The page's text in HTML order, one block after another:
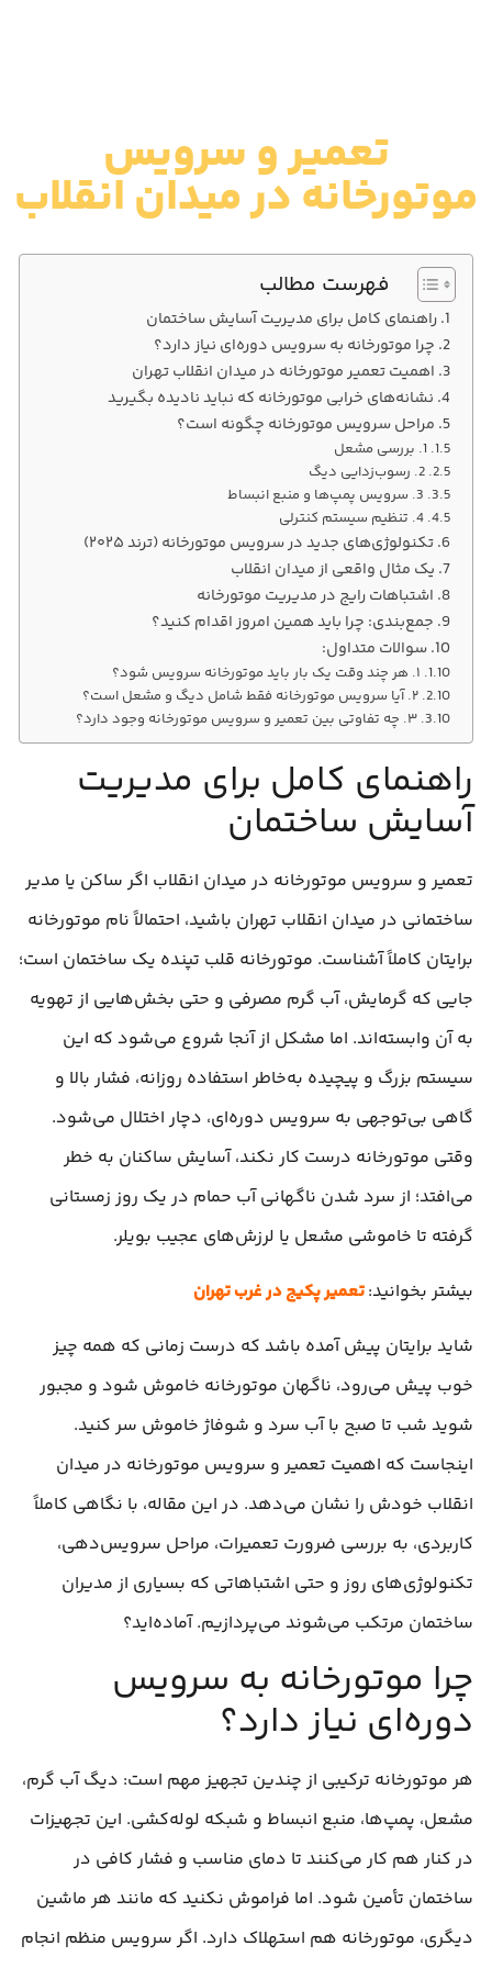
تعمیر و سرویس
موتورخانه در میدان انقلاب
فهرست مطالب
راهنمای کامل برای مدیریت آسایش ساختمان
چرا موتورخانه به سرویس دوره‌ای نیاز دارد؟
اهمیت تعمیر موتورخانه در میدان انقلاب تهران
نشانه‌های خرابی موتورخانه که نباید نادیده بگیرید
مراحل سرویس موتورخانه چگونه است؟
1. بررسی مشعل
2. رسوب‌زدایی دیگ
3. سرویس پمپ‌ها و منبع انبساط
4. تنظیم سیستم کنترلی
تکنولوژی‌های جدید در سرویس موتورخانه (ترند ۲۰۲۵)
یک مثال واقعی از میدان انقلاب
اشتباهات رایج در مدیریت موتورخانه
جمع‌بندی: چرا باید همین امروز اقدام کنید؟
سوالات متداول:
۱. هر چند وقت یک بار باید موتورخانه سرویس شود؟
۲. آیا سرویس موتورخانه فقط شامل دیگ و مشعل است؟
۳. چه تفاوتی بین تعمیر و سرویس موتورخانه وجود دارد؟
راهنمای کامل برای مدیریت
آسایش ساختمان
تعمیر و سرویس موتورخانه در میدان انقلاب اگر ساکن یا مدیر
ساختمانی در میدان انقلاب تهران باشید، احتمالاً نام موتورخانه
برایتان کاملاً آشناست. موتورخانه قلب تپنده یک ساختمان است؛
جایی که گرمایش، آب گرم مصرفی و حتی بخش‌هایی از تهویه
به آن وابسته‌اند. اما مشکل از آنجا شروع می‌شود که این
سیستم بزرگ و پیچیده به‌خاطر استفاده روزانه، فشار بالا و
گاهی بی‌توجهی به سرویس دوره‌ای، دچار اختلال می‌شود.
وقتی موتورخانه درست کار نکند، آسایش ساکنان به خطر
می‌افتد؛ از سرد شدن ناگهانی آب حمام در یک روز زمستانی
گرفته تا خاموشی مشعل یا لرزش‌های عجیب بویلر.
بیشتر بخوانید:تعمیر پکیج در غرب تهران
شاید برایتان پیش آمده باشد که درست زمانی که همه چیز
خوب پیش می‌رود، ناگهان موتورخانه خاموش شود و مجبور
شوید شب تا صبح با آب سرد و شوفاژ خاموش سر کنید.
اینجاست که اهمیت تعمیر و سرویس موتورخانه در میدان
انقلاب خودش را نشان می‌دهد. در این مقاله، با نگاهی کاملاً
کاربردی، به بررسی ضرورت تعمیرات، مراحل سرویس‌دهی،
تکنولوژی‌های روز و حتی اشتباهاتی که بسیاری از مدیران
ساختمان مرتکب می‌شوند می‌پردازیم. آماده‌اید؟
چرا موتورخانه به سرویس
دوره‌ای نیاز دارد؟
هر موتورخانه ترکیبی از چندین تجهیز مهم است: دیگ آب گرم،
مشعل، پمپ‌ها، منبع انبساط و شبکه لوله‌کشی. این تجهیزات
در کنار هم کار می‌کنند تا دمای مناسب و فشار کافی در
ساختمان تأمین شود. اما فراموش نکنید که مانند هر ماشین
دیگری، موتورخانه هم استهلاک دارد. اگر سرویس منظم انجام